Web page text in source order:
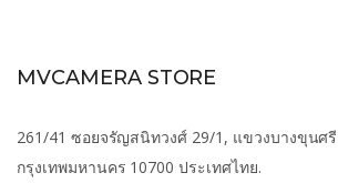
MVCAMERA STORE
261/41 ซอยจรัญสนิทวงศ์ 29/1, แขวงบางขุนศ
กรุงเทพมหานคร 10700 ประเทศไทย.